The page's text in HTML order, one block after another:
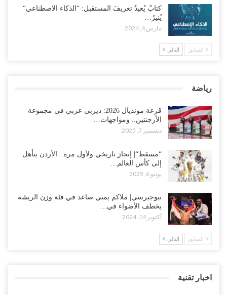
كتابٌ يُعيدُ تعريفَ المستقبل: “الذكاء الاصطناعي“
يُنيرُ…
مارس 4, 2024
السابق التالي
رياضة
قرعة مونديال 2026: ديربي عربي في مجموعة
الأرجنتين.. ومواجهات…
ديسمبر 7, 2025
“مسقط“| إنجاز تاريخي ولأول مرة.. الأردن يتأهل
إلى كأس العالم…
يونيو 6, 2025
نيوجيرسي| ملاكم يمني صاعد في فئة وزن الريشة
يخطف الأضواء في…
أكتوبر 14, 2024
السابق التالي
اخبار تقنية